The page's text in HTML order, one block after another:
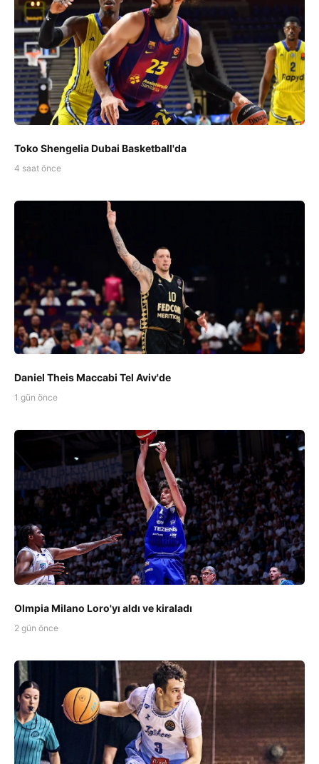
Toko Shengelia Dubai Basketball'da
4 saat önce
Daniel Theis Maccabi Tel Aviv'de
1 gün önce
Olmpia Milano Loro'yı aldı ve kiraladı
2 gün önce